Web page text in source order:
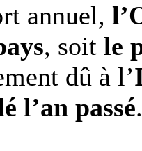
annuel,
, soit le
dû à l’
l’an passé.